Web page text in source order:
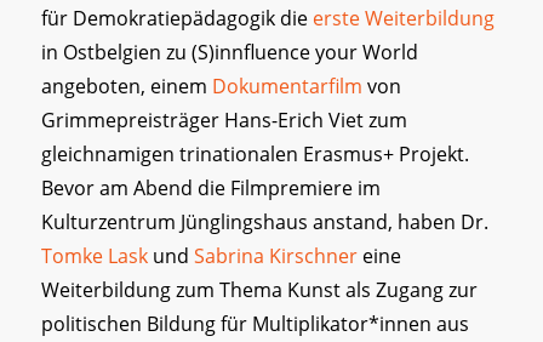
für Demokratiepädagogik die erste Weiterbildung
in Ostbelgien zu (S)innfluence your World
angeboten, einem Dokumentarfilm von
Grimmepreisträger Hans-Erich Viet zum
gleichnamigen trinationalen Erasmus+ Projekt.
Bevor am Abend die Filmpremiere im
Kulturzentrum Jünglingshaus anstand, haben Dr.
Tomke Lask und Sabrina Kirschner eine
Weiterbildung zum Thema Kunst als Zugang zur
politischen Bildung für Multiplikator*innen aus